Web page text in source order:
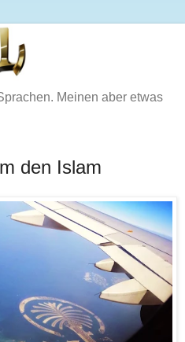
Meinen aber etwas
den Islam